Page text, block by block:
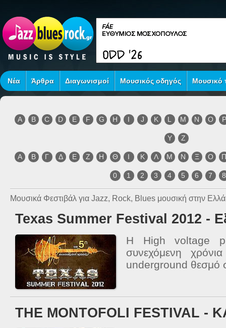
Νέα Άρθρα Διαγωνισμοί Μουσικός οδηγός Μουσικό
A B C D E F G H I J K L M N O P
Y Z
Α Β Γ Δ Ε Ζ Η Θ Ι Κ Λ Μ Ν Ξ Ο
0 1 2 3 4 5 6 7 8
Μουσικά Φεστιβάλ για Jazz, Rock, Blues μουσική στην
Texas Summer Festival 2012 -
Η High voltage
συνεχόμενη
underground θεσμό
THE MONTOFOLI FESTIVAL -